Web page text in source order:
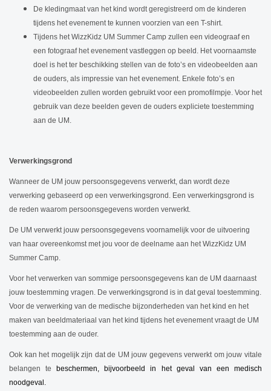
De kledingmaat van het kind wordt geregistreerd om de kinderen
tijdens het evenement te kunnen voorzien van een T-shirt.
Tijdens het WizzKidz UM Summer Camp zullen een videograaf en
een fotograaf het evenement vastleggen op beeld. Het voornaamste
doel is het ter beschikking stellen van de foto’s en videobeelden aan
de ouders, als impressie van het evenement. Enkele foto’s en
videobeelden zullen worden gebruikt voor een promofilmpje. Voor het
gebruik van deze beelden geven de ouders expliciete toestemming
aan de UM.
Verwerkingsgrond
Wanneer de UM jouw persoonsgegevens verwerkt, dan wordt deze
verwerking gebaseerd op een verwerkingsgrond. Een verwerkingsgrond is
de reden waarom persoonsgegevens worden verwerkt.
De UM verwerkt jouw persoonsgegevens voornamelijk voor de uitvoering
van haar overeenkomst met jou voor de deelname aan het WizzKidz UM
Summer Camp.
Voor het verwerken van sommige persoonsgegevens kan de UM daarnaast
jouw toestemming vragen. De verwerkingsgrond is in dat geval toestemming.
Voor de verwerking van de medische bijzonderheden van het kind en het
maken van beeldmateriaal van het kind tijdens het evenement vraagt de UM
toestemming aan de ouder.
Ook kan het mogelijk zijn dat de UM jouw gegevens verwerkt om jouw vitale
belangen tebeschermen, bijvoorbeeld in het geval van een medisch
noodgeval.